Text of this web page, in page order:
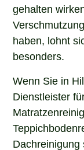
gehalten
haben, lohnt
besonders.
Wenn Sie in
Dienstleister
Dachreinigung